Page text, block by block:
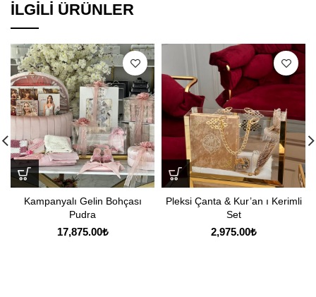
İLGILI ÜRÜNLER
Kampanyalı Gelin Bohçası
Pudra
17,875.00₺
Pleksi Çanta & Kur’an ı Kerimli
Set
2,975.00₺